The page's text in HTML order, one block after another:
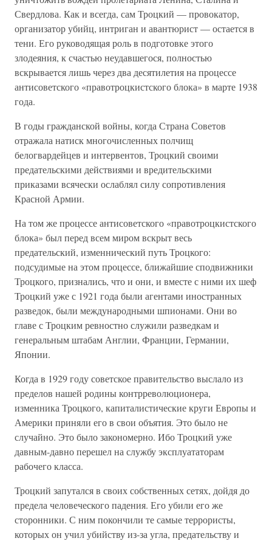
Свердлова. Как и всегда, сам Троцкий — провокатор,
организатор убийц, интриган и авантюрист — остается в
тени. Его руководящая роль в подготовке этого
злодеяния, к счастью неудавшегося, полностью
вскрывается лишь через два десятилетия на процессе
антисоветского «правотроцкистского блока» в марте 1938
года.
В годы гражданской войны, когда Страна Советов
отражала натиск многочисленных полчищ
белогвардейцев и интервентов, Троцкий своими
предательскими действиями и вредительскими
приказами всячески ослаблял силу сопротивления
Красной Армии.
На том же процессе антисоветского «правотроцкистского
блока» был перед всем миром вскрыт весь
предательский, изменнический путь Троцкого:
подсудимые на этом процессе, ближайшие сподвижники
Троцкого, признались, что и они, и вместе с ними их шеф
Троцкий уже с 1921 года были агентами иностранных
разведок, были международными шпионами. Они во
главе с Троцким ревностно служили разведкам и
генеральным штабам Англии, Франции, Германии,
Японии.
Когда в 1929 году советское правительство выслало из
пределов нашей родины контрреволюционера,
изменника Троцкого, капиталистические круги Европы и
Америки приняли его в свои объятия. Это было не
случайно. Это было закономерно. Ибо Троцкий уже
давным-давно перешел на службу эксплуататорам
рабочего класса.
Троцкий запутался в своих собственных сетях, дойдя до
предела человеческого падения. Его убили его же
сторонники. С ним покончили те самые террористы,
которых он учил убийству из-за угла, предательству и